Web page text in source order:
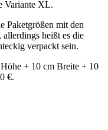
Variante XL.
Paketgrößen mit den
allerdings heißt es die
verpackt sein.
+ 10 cm Breite + 10
€.